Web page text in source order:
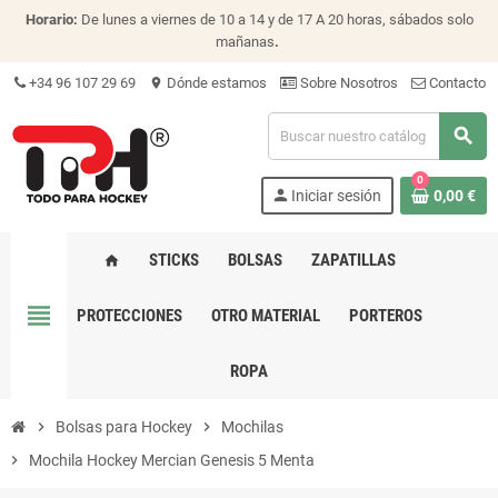
Horario: De lunes a viernes de 10 a 14 y de 17 A 20 horas, sábados solo
mañanas.
+34 96 107 29 69 location_on Dónde estamos Sobre Nosotros Contacto
search
person Iniciar sesión
0
0,00 €
view_headline
home STICKS BOLSAS ZAPATILLAS
PROTECCIONES OTRO MATERIAL PORTEROS
ROPA
chevron_right Bolsas para Hockey chevron_right
Mochilas
chevron_right
Mochila Hockey Mercian Genesis 5 Menta